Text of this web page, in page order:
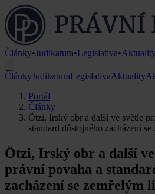
Články•Judikatura•Legislativa•
ČlánkyJudikaturaLegislativaAktuality
Portál
Články
Ötzi, Irský obr a další ve světle
standard důstojného zacházení
Ötzi, Irský obr a další
právní povaha a
zacházení se zemřelým